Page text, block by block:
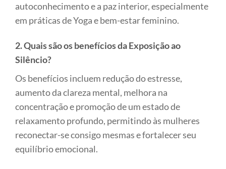
autoconhecimento e a paz interior, especialmente
em práticas de Yoga e bem-estar feminino.
2. Quais são os benefícios da Exposição ao
Silêncio?
Os benefícios incluem redução do estresse,
aumento da clareza mental, melhora na
concentração e promoção de um estado de
relaxamento profundo, permitindo às mulheres
reconectar-se consigo mesmas e fortalecer seu
equilíbrio emocional.